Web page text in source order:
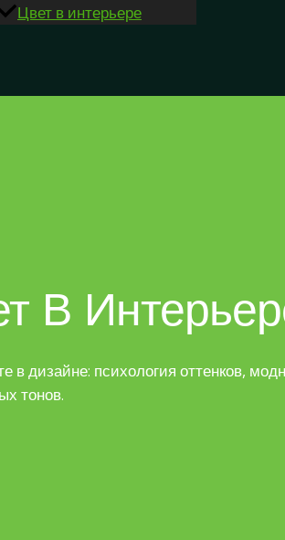
Цвет в интерьере
В
в дизайне: психология оттенков,
тонов.